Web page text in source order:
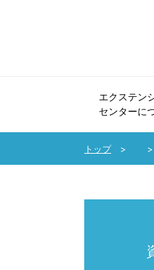
エクステン
センターに
トップ